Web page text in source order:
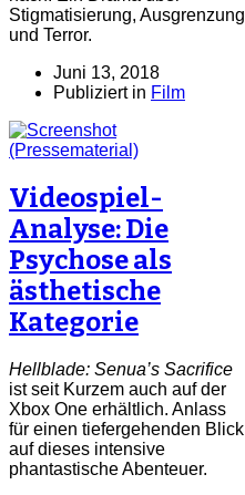
Stigmatisierung, Ausgrenzung
und Terror.
Juni 13, 2018
Publiziert in Film
Videospiel-
Analyse: Die
Psychose als
ästhetische
Kategorie
Hellblade: Senua’s Sacrifice
ist seit Kurzem auch auf der
Xbox One erhältlich. Anlass
für einen tiefergehenden Blick
auf dieses intensive
phantastische Abenteuer.